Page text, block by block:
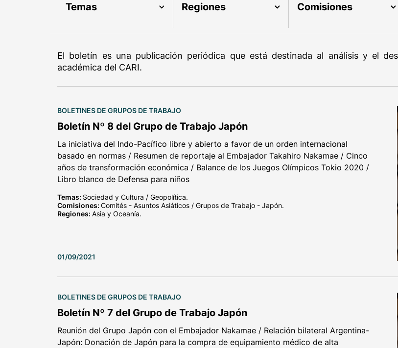
Temas Regiones Comisiones
El boletín es una publicación periódica que está destinada al análisis y el
académica del CARI.
BOLETINES DE GRUPOS DE TRABAJO
Boletín Nº 8 del Grupo de Trabajo Japón
La iniciativa del Indo-Pacífico libre y abierto a favor de un orden internacional
basado en normas / Resumen de reportaje al Embajador Takahiro Nakamae / Cinco
años de transformación económica / Balance de los Juegos Olímpicos Tokio 2020 /
Libro blanco de Defensa para niños
Temas: Sociedad y Cultura / Geopolítica.
Comisiones: Comités - Asuntos Asiáticos / Grupos de Trabajo - Japón.
Regiones: Asia y Oceanía.
01/09/2021
BOLETINES DE GRUPOS DE TRABAJO
Boletín Nº 7 del Grupo de Trabajo Japón
Reunión del Grupo Japón con el Embajador Nakamae / Relación bilateral Argentina-
Japón: Donación de Japón para la compra de equipamiento médico de alta